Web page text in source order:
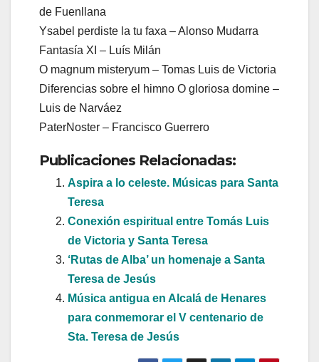
de Fuenllana
Ysabel perdiste la tu faxa – Alonso Mudarra
Fantasía XI – Luís Milán
O magnum misteryum – Tomas Luis de Victoria
Diferencias sobre el himno O gloriosa domine –
Luis de Narváez
PaterNoster – Francisco Guerrero
Publicaciones Relacionadas:
Aspira a lo celeste. Músicas para Santa
Teresa
Conexión espiritual entre Tomás Luis
de Victoria y Santa Teresa
‘Rutas de Alba’ un homenaje a Santa
Teresa de Jesús
Música antigua en Alcalá de Henares
para conmemorar el V centenario de
Sta. Teresa de Jesús